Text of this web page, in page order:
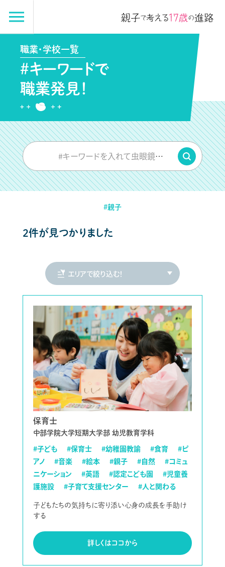
職業・学校一覧
#キーワードで
職業発見！
#キーワードを入れて虫眼鏡をPUSH
#親子
2件が見つかりました
保育士
中部学院大学短期大学部 幼児教育学科
#子ども #保育士 #幼稚園教諭 #食育
#ピ
アノ
#音楽 #絵本 #親子 #自然
#コミュ
ニケーション
#英語 #認定こども園
#児童養
護施設
#子育て支援センター #人と関わる
子どもたちの気持ちに寄り添い心身の成長を手助け
する
詳しくはココから